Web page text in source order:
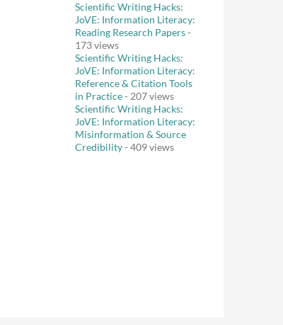
Scientific Writing Hacks:
JoVE: Information Literacy:
Reading Research Papers-
173 views
Scientific Writing Hacks:
JoVE: Information Literacy:
Reference & Citation Tools
in Practice- 207 views
Scientific Writing Hacks:
JoVE: Information Literacy:
Misinformation & Source
Credibility- 409 views